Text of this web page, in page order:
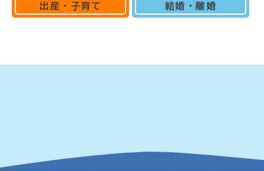
出産・子育て 結婚・離婚